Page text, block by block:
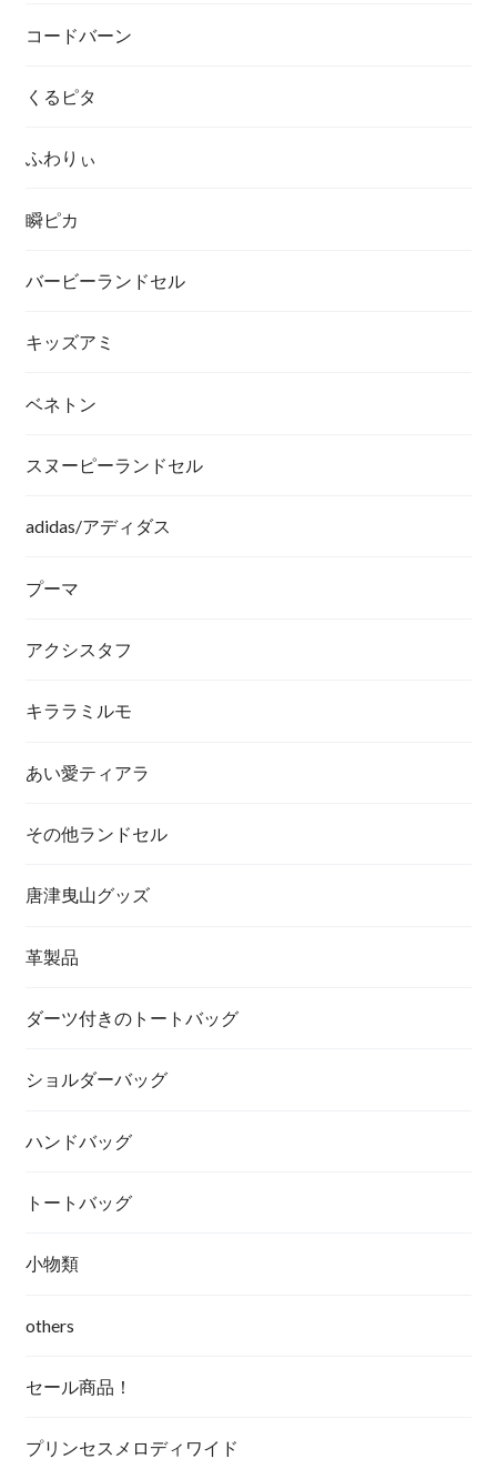
コードバーン
くるピタ
ふわりぃ
瞬ピカ
バービーランドセル
キッズアミ
ベネトン
スヌーピーランドセル
adidas/アディダス
プーマ
アクシスタフ
キララミルモ
あい愛ティアラ
その他ランドセル
唐津曳山グッズ
革製品
ダーツ付きのトートバッグ
ショルダーバッグ
ハンドバッグ
トートバッグ
小物類
others
セール商品！
プリンセスメロディワイド